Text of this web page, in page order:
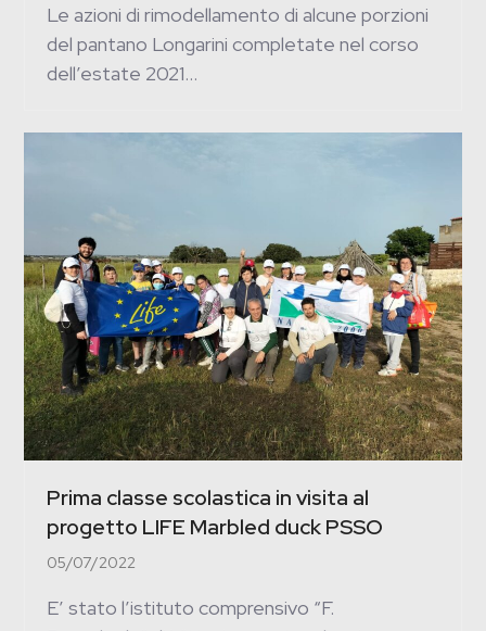
Le azioni di rimodellamento di alcune porzioni
del pantano Longarini completate nel corso
dell’estate 2021…
Prima classe scolastica in visita al
progetto LIFE Marbled duck PSSO
05/07/2022
E’ stato l’istituto comprensivo “F.